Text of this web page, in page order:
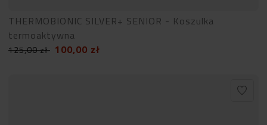
THERMOBIONIC SILVER+ SENIOR - Koszulka
termoaktywna
125,00zł 100,00 zł